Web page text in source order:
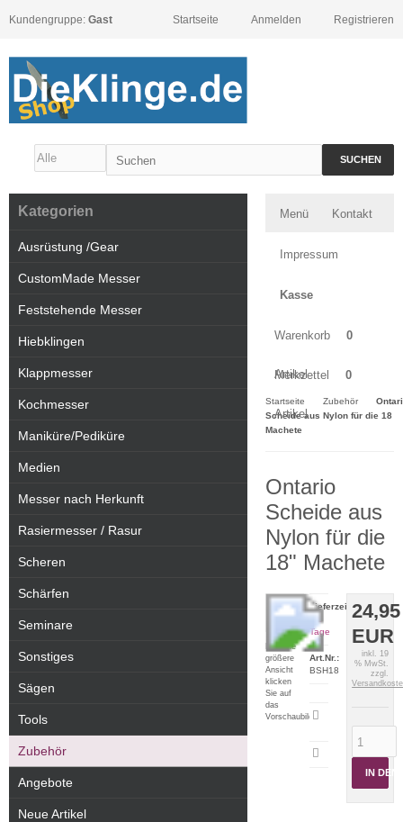
Kundengruppe: Gast Registrieren
Anmelden
Startseite
SUCHEN
Menü Kontakt
Impressum
Kasse
Warenkorb 0
Artikel
Merkzettel 0
Artikel
Startseite Zubehör
Scheide aus Nylon für die 18
Machete
Ontario
Scheide aus
Nylon für die
18" Machete
Für eine
größere
Ansicht
klicken
Sie auf
das
Vorschaubild
24,95
EUR
inkl. 19
% MwSt.
zzgl.
IN DEN
Lieferzeit:
2-5
Tage
Art.Nr.:
BSH18
drucken
Kategorien
Ausrüstung /Gear
CustomMade Messer
Feststehende Messer
Hiebklingen
Klappmesser
Kochmesser
Maniküre/Pediküre
Medien
Messer nach Herkunft
Rasiermesser / Rasur
Scheren
Schärfen
Seminare
Sonstiges
Sägen
Tools
Zubehör
Angebote
Neue Artikel